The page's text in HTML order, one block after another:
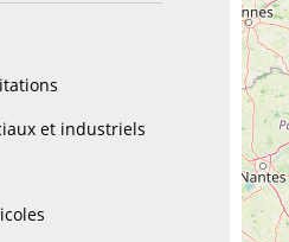
et industriels